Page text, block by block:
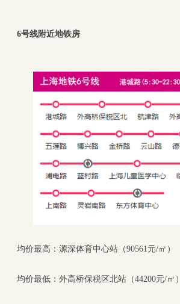
6号线附近地铁房
均价最高：源深体育中心站（90561元/㎡）
均价最低：外高桥保税区北站（44200元/㎡）